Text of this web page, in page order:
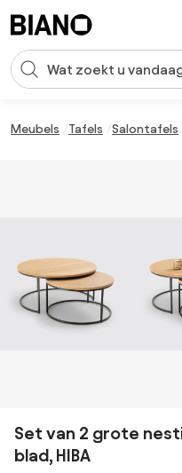
Zoekopdracht invoeren
Meubels Tafels Salontafels
Set van 2 grote
blad, HIBA